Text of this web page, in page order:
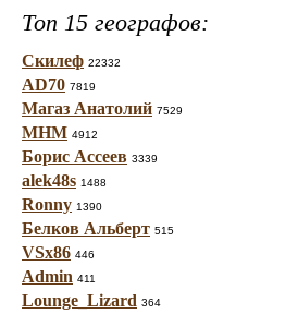
Топ 15 географов:
Скилеф 22332
AD70 7819
Магаз Анатолий 7529
МНМ 4912
Борис Ассеев 3339
alek48s 1488
Ronny 1390
Белков Альберт 515
VSx86 446
Admin 411
Lounge_Lizard 364